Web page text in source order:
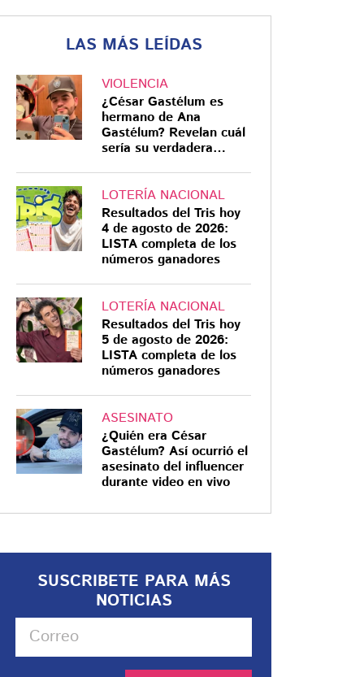
LAS MÁS LEÍDAS
VIOLENCIA
¿César Gastélum es
hermano de Ana
Gastélum? Revelan cuál
sería su verdadera
LOTERÍA NACIONAL
Resultados del Tris hoy
4 de agosto de 2026:
LISTA completa de los
números ganadores
LOTERÍA NACIONAL
Resultados del Tris hoy
5 de agosto de 2026:
LISTA completa de los
números ganadores
ASESINATO
¿Quién era César
Gastélum? Así ocurrió el
asesinato del influencer
durante video en vivo
SUSCRIBETE PARA MÁS
NOTICIAS